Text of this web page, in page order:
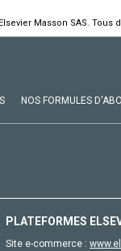
Masson SAS. Tous
NOS FORMULES
PLATEFORMES
Site e-commerce :